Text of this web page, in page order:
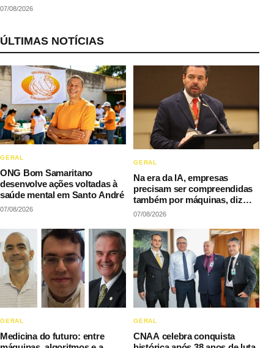
07/08/2026
ÚLTIMAS NOTÍCIAS
GERAL
ONG Bom Samaritano
desenvolve ações voltadas à
saúde mental em Santo André
07/08/2026
GERAL
Na era da IA, empresas
precisam ser compreendidas
também por máquinas, diz
LAQI
07/08/2026
GERAL
Medicina do futuro: entre
GERAL
CNAA celebra conquista